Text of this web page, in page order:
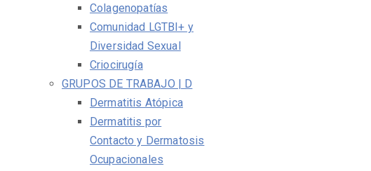
Colagenopatías
Comunidad LGTBI+ y
Diversidad Sexual
Criocirugía
GRUPOS DE TRABAJO | D
Dermatitis Atópica
Dermatitis por
Contacto y Dermatosis
Ocupacionales